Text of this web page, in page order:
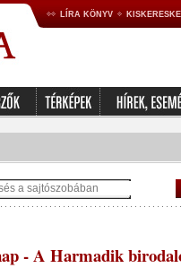
LÍRA KÖNYV
- A Harmadik